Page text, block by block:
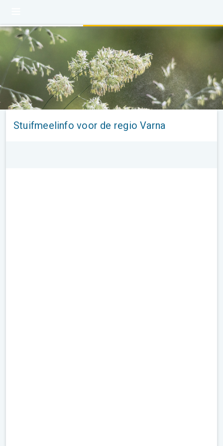
Stuifmeelinfo voor de regio Varna